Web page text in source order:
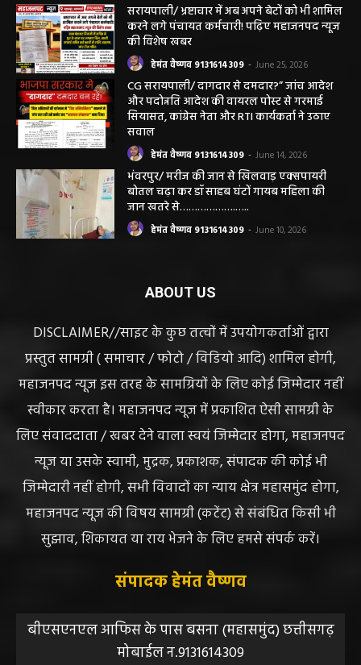
सरायपाली/ भ्रष्टाचार में अब अपने बेटों को भी शामिल
करने लगे पंचायत कर्मचारी! पढ़िए महाजनपद न्यूज
की विशेष खबर
हेमंत वैष्णव 9131614309 - June 25, 2026
CG सरायपाली/ दागदार से दमदार?” जांच आदेश
और पदोन्नति आदेश की वायरल पोस्ट से गरमाई
सियासत, कांग्रेस नेता और RTI कार्यकर्ता ने उठाए
सवाल
हेमंत वैष्णव 9131614309 - June 14, 2026
भंवरपुर/ मरीज की जान से खिलवाड़ एक्सपायरी
बोतल चढ़ा कर डॉ साहब घंटों गायब महिला की
जान खतरे से……………….…..
हेमंत वैष्णव 9131614309 - June 10, 2026
ABOUT US
DISCLAIMER//साइट के कुछ तत्वों में उपयोगकर्ताओं द्वारा
प्रस्तुत सामग्री ( समाचार / फोटो / विडियो आदि) शामिल होगी,
महाजनपद न्यूज इस तरह के सामग्रियों के लिए कोई जिम्मेदार नहीं
स्वीकार करता है। महाजनपद न्यूज में प्रकाशित ऐसी सामग्री के
लिए संवाददाता / खबर देने वाला स्वयं जिम्मेदार होगा, महाजनपद
न्यूज या उसके स्वामी, मुद्रक, प्रकाशक, संपादक की कोई भी
जिम्मेदारी नहीं होगी, सभी विवादों का न्याय क्षेत्र महासमुंद होगा,
महाजनपद न्यूज की विषय सामग्री (कटेंट) से संबंधित किसी भी
सुझाव, शिकायत या राय भेजने के लिए हमसे संपर्क करें।
संपादक हेमंत वैष्णव
बीएसएनएल आफिस के पास बसना (महासमुंद) छत्तीसगढ़
मोबाईल न.9131614309